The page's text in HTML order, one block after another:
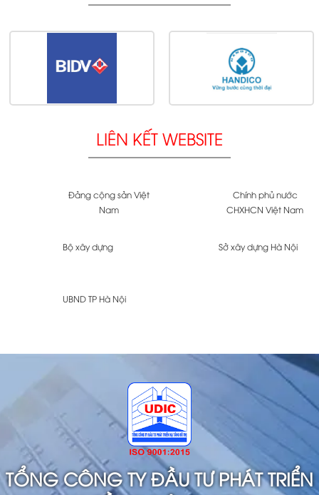
LIÊN KẾT WEBSITE
Đảng cộng sản Việt
Nam
Chính phủ nước
CHXHCN Việt Nam
Bộ xây dựng Sở xây dựng Hà Nội
UBND TP Hà Nội
TỔNG CÔNG TY ĐẦU TƯ PHÁT TRIỂN